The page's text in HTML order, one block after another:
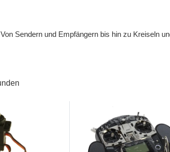
Sendern und Empfängern bis hin zu Kreiseln